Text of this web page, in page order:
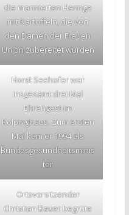
die marinierten Heringe
mit Kartoffeln, die von
den Damen der Frauen
Union zubereitet wurden
Horst Seehofer war
insgesamt drei Mal
Ehrengast im
Kolpinghaus. Zum ersten
Mal kam er 1994 als
Bundesgesundheitsminis
ter
Ortsvorsitzender
Christian Bauer begrüte